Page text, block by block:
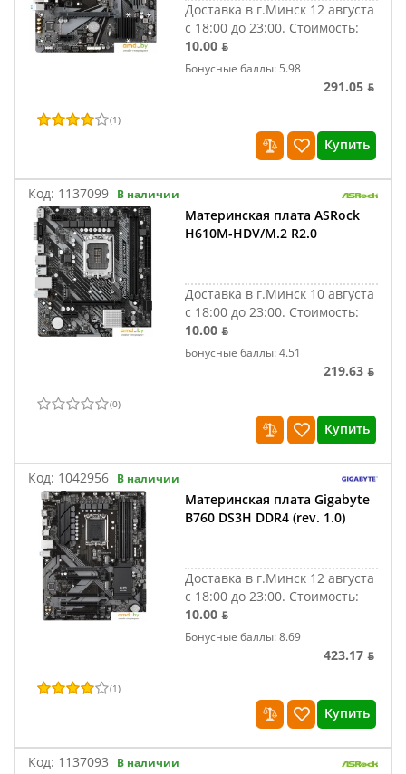
Доставка в г.Минск 12 августа
с 18:00 до 23:00. Стоимость:
10.00 ƃ
Бонусные баллы: 5.98
291.05 ƃ
(1)
Купить
Код: 1137099 В наличии
Материнская плата ASRock
H610M-HDV/M.2 R2.0
Доставка в г.Минск 10 августа
с 18:00 до 23:00. Стоимость:
10.00 ƃ
Бонусные баллы: 4.51
219.63 ƃ
(0)
Купить
Код: 1042956 В наличии
Материнская плата Gigabyte
B760 DS3H DDR4 (rev. 1.0)
Доставка в г.Минск 12 августа
с 18:00 до 23:00. Стоимость:
10.00 ƃ
Бонусные баллы: 8.69
423.17 ƃ
(1)
Купить
Код: 1137093 В наличии